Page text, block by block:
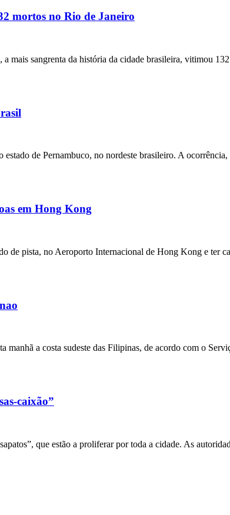
mortos no Rio de Janeiro
mais sangrenta da história da cidade brasileira, vitimou
de Pernambuco, no nordeste brasileiro. A
em Hong Kong
de pista, no Aeroporto Internacional de Hong Kong e ter
manhã a costa sudeste das Filipinas, de acordo com o
caixão”
que estão a proliferar por toda a cidade. As